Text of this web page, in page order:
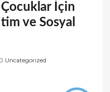
Çocuklar İçin
ve Sosyal
Uncategorized